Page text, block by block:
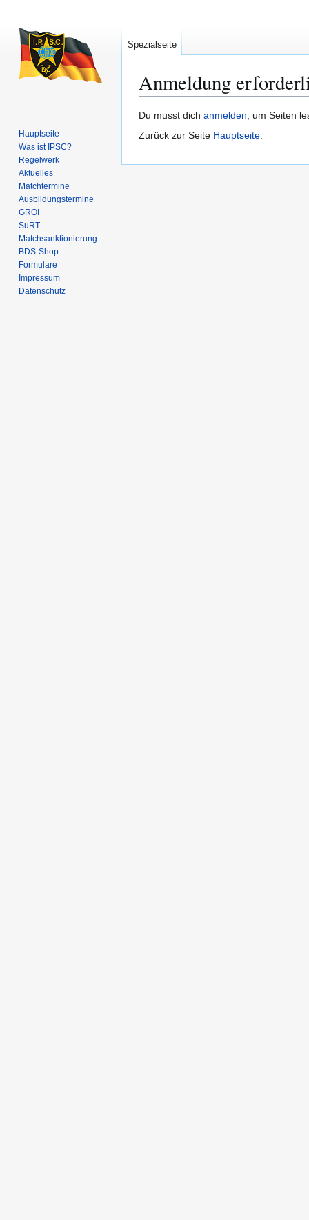
Anmeldung
Zur
Navigation
Zur
Suche
Du musst dich anmelden, um Seiten
Zurück zur Seite Hauptseite.
Spezialseite
Hauptseite
Was ist IPSC?
Regelwerk
Aktuelles
Matchtermine
Ausbildungs­termine
GROI
SuRT
Match­sanktionierung
BDS-Shop
Formulare
Impressum
Datenschutz